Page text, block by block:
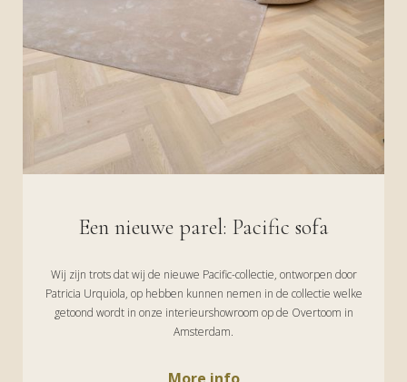
Een nieuwe parel: Pacific sofa
Wij zijn trots dat wij de nieuwe Pacific-collectie, ontworpen door
Patricia Urquiola, op hebben kunnen nemen in de collectie welke
getoond wordt in onze interieurshowroom op de Overtoom in
Amsterdam.